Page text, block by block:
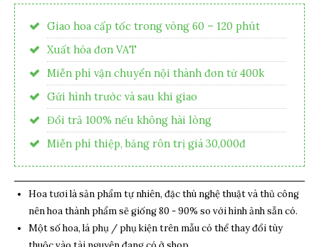
Giao hoa cấp tốc trong vòng 60 – 120 phút
Xuất hóa đơn VAT
Miễn phí vận chuyển nội thành đơn từ 400k
Gửi hình trước và sau khi giao
Đổi trả 100% nếu không hài lòng
Miễn phí thiệp, băng rôn trị giá 30,000đ
Hoa tươi là sản phẩm tự nhiên, đặc thù nghệ thuật và thủ công
nên hoa thành phẩm sẽ giống 80 - 90% so với hình ảnh sẵn có.
Một số hoa, lá phụ / phụ kiện trên mẫu có thể thay đổi tùy